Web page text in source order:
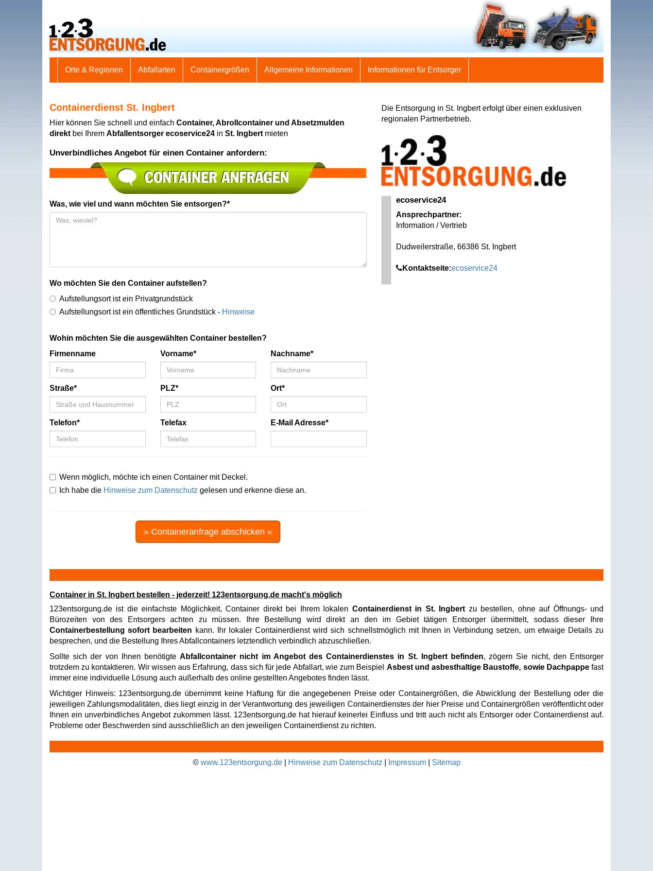
Orte & Regionen Abfallarten Containergrößen Allgemeine Informationen Informationen für Entsorger
Containerdienst St. Ingbert
Hier können Sie schnell und einfach Container, Abrollcontainer und Absetzmulden
direkt bei Ihrem Abfallentsorger ecoservice24 in St. Ingbert mieten
Unverbindliches Angebot für einen Container anfordern:
Was, wie viel und wann möchten Sie entsorgen?*
Wo möchten Sie den Container aufstellen?
Aufstellungsort ist ein Privatgrundstück
Aufstellungsort ist ein öffentliches Grundstück - Hinweise
Wohin möchten Sie die ausgewählten Container bestellen?
Firmenname
Vorname* Nachname*
Straße* PLZ* Ort*
Telefon* Telefax E-Mail Adresse*
Wenn möglich, möchte ich einen Container mit Deckel.
Ich habe die Hinweise zum Datenschutz gelesen und erkenne diese an.
» Containeranfrage abschicken «
Die Entsorgung in St. Ingbert erfolgt über einen exklusiven
regionalen Partnerbetrieb.
ecoservice24
Ansprechpartner:
Information / Vertrieb
Dudweilerstraße, 66386 St. Ingbert
Kontaktseite:ecoservice24
Container in St. Ingbert bestellen - jederzeit! 123entsorgung.de macht's möglich
123entsorgung.de ist die einfachste Möglichkeit, Container direkt bei Ihrem lokalen Containerdienst in St. Ingbert zu bestellen, ohne auf Öffnungs- und
Bürozeiten von des Entsorgers achten zu müssen. Ihre Bestellung wird direkt an den im Gebiet tätigen Entsorger übermittelt, sodass dieser Ihre
Containerbestellung sofort bearbeiten kann. Ihr lokaler Containerdienst wird sich schnellstmöglich mit Ihnen in Verbindung setzen, um etwaige Details zu
besprechen, und die Bestellung Ihres Abfallcontainers letztendlich verbindlich abzuschließen.
Sollte sich der von Ihnen benötigteAbfallcontainer nicht im Angebot des Containerdienstes in St. Ingbert befinden, zögern Sie nicht, den Entsorger
trotzdem zu kontaktieren. Wir wissen aus Erfahrung, dass sich für jede Abfallart, wie zum Beispiel Asbest und asbesthaltige Baustoffe, sowie Dachpappefast
immer eine individuelle Lösung auch außerhalb des online gestellten Angebotes finden lässt.
Wichtiger Hinweis: 123entsorgung.de übernimmt keine Haftung für die angegebenen Preise oder Containergrößen, die Abwicklung der Bestellung oder die
jeweiligen Zahlungsmodalitäten, dies liegt einzig in der Verantwortung des jeweiligen Containerdienstes der hier Preise und Containergrößen veröffentlicht oder
Ihnen ein unverbindliches Angebot zukommen lässt. 123entsorgung.de hat hierauf keinerlei Einfluss und tritt auch nicht als Entsorger oder Containerdienst auf.
Probleme oder Beschwerden sind ausschließlich an den jeweiligen Containerdienst zu richten.
© www.123entsorgung.de| Hinweise zum Datenschutz Impressum| Sitemap